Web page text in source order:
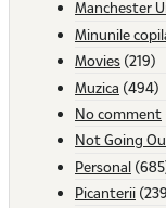
Manchester
Minunile
Movies (219)
Muzica (494)
No comment
Not Going
Personal
Picanterii